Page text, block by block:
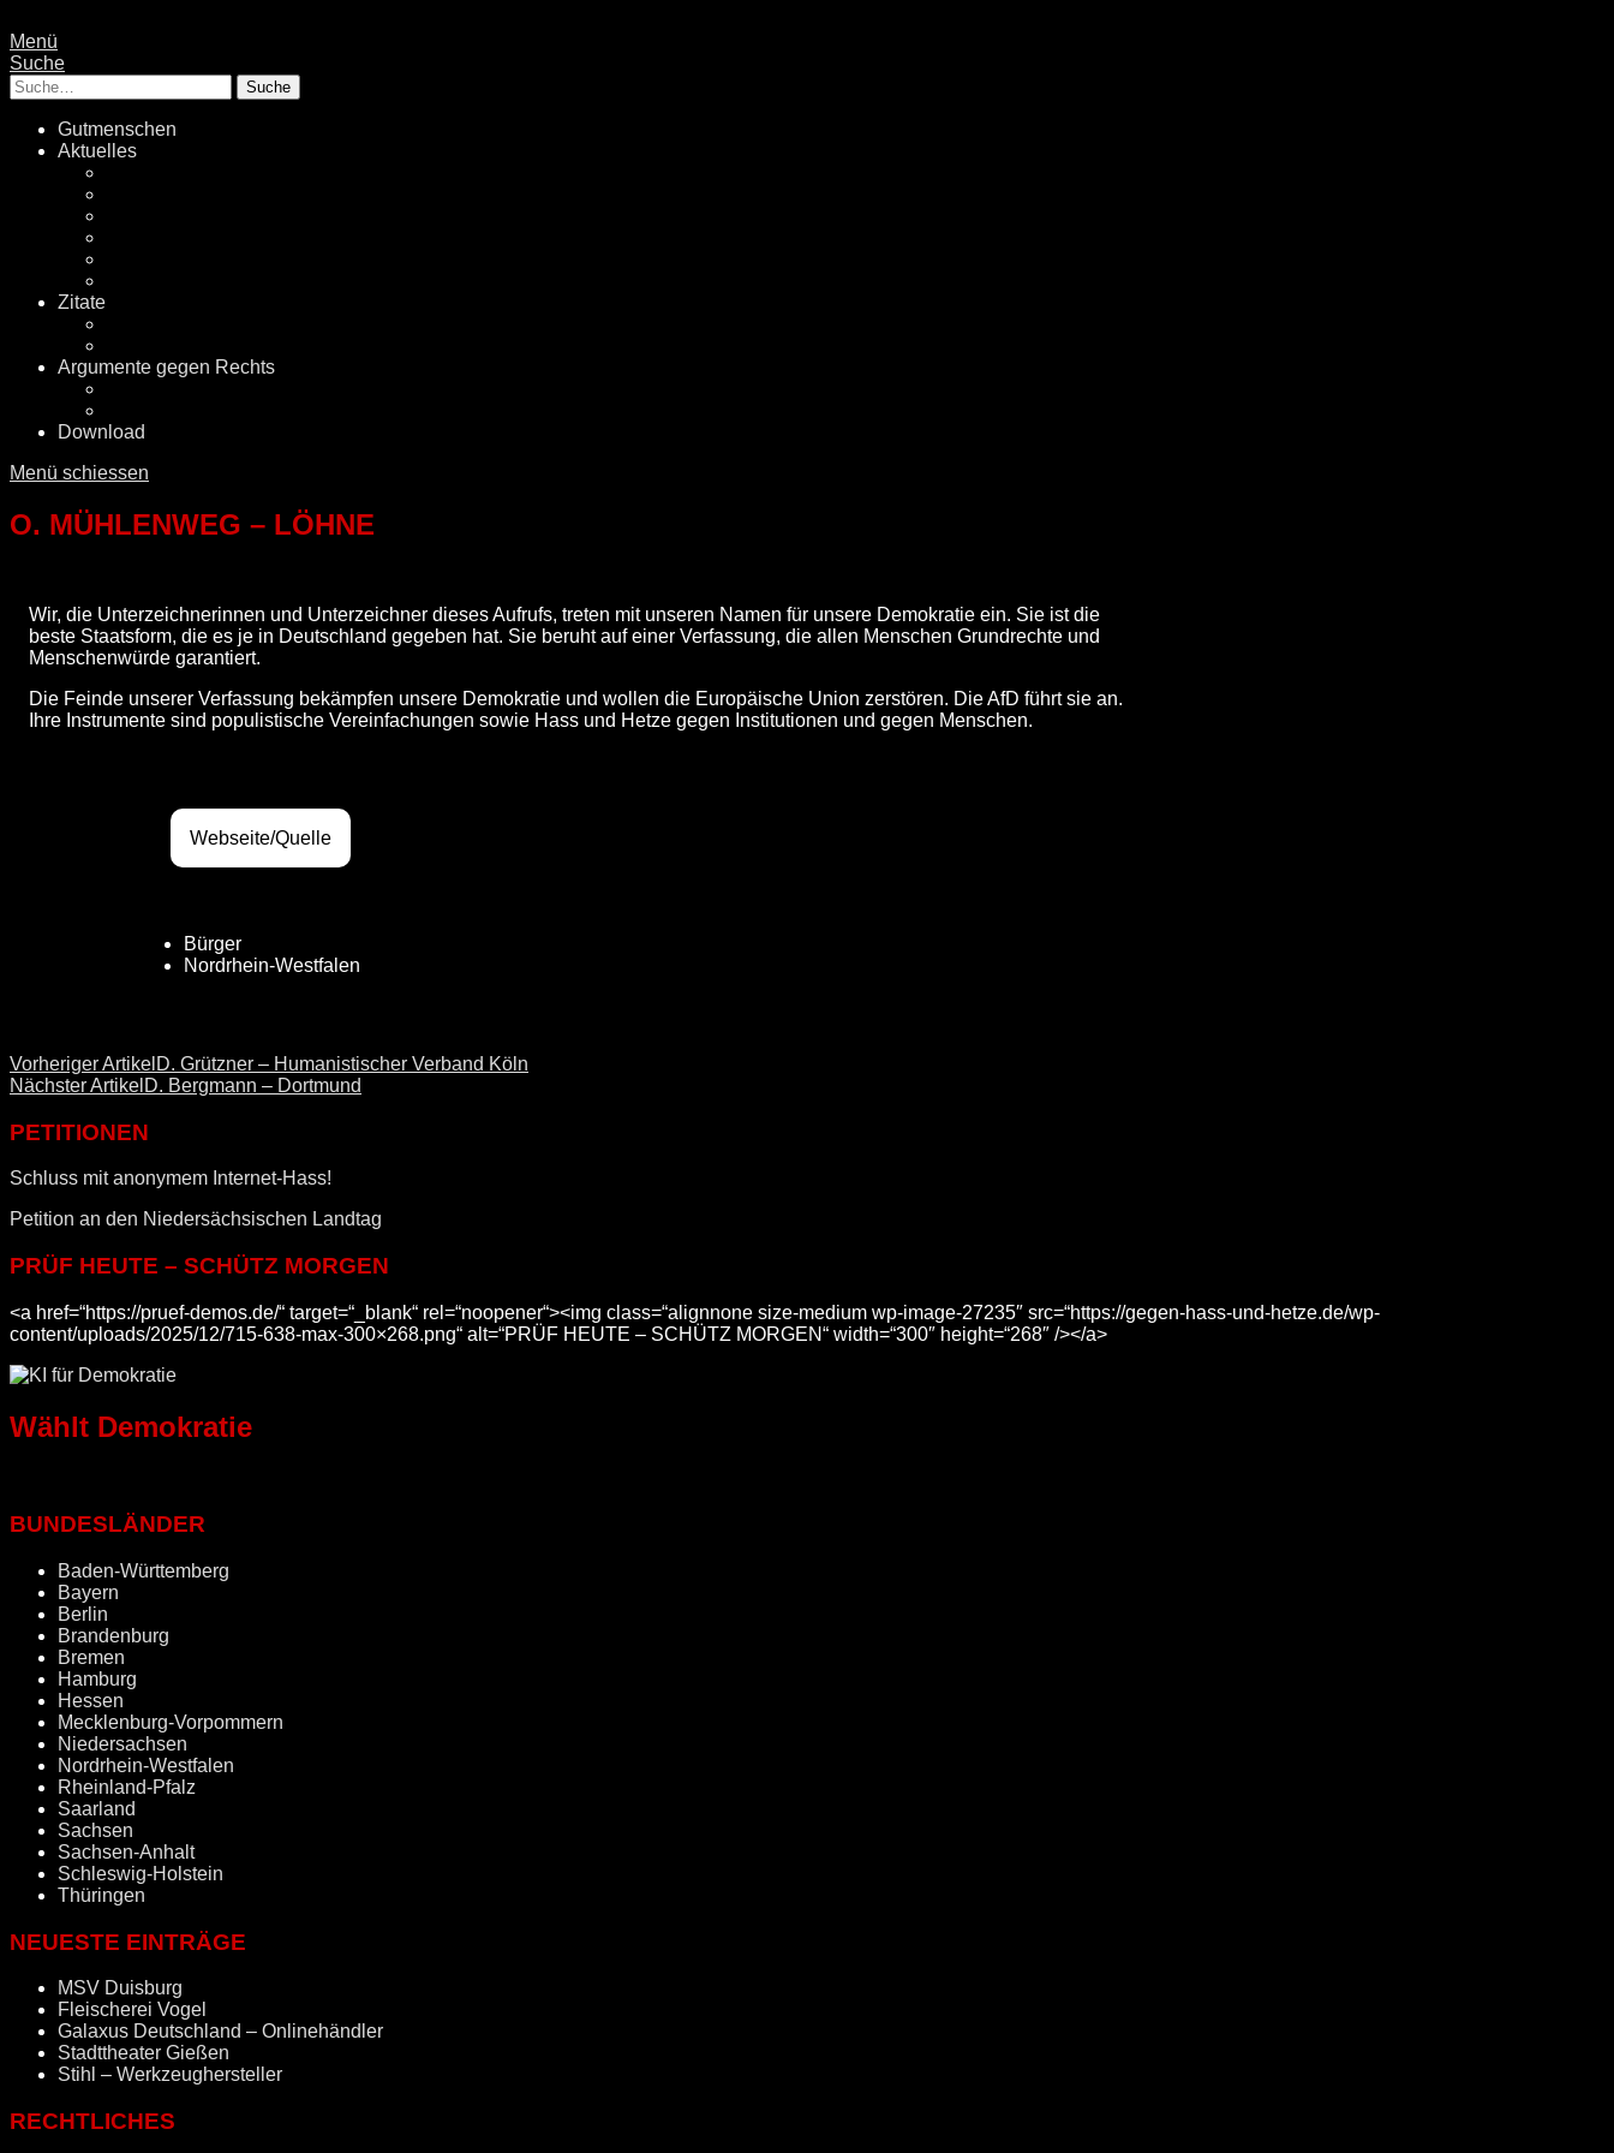
Menü
Suche
Suche
Gutmenschen
Aktuelles
Zitate
Argumente gegen Rechts
Download
Menü schiessen
O. MÜHLENWEG – LÖHNE
Wir, die Unterzeichnerinnen und Unterzeichner dieses Aufrufs, treten mit unseren Namen für unsere Demokratie ein. Sie ist die
beste Staatsform, die es je in Deutschland gegeben hat. Sie beruht auf einer Verfassung, die allen Menschen Grundrechte und
Menschenwürde garantiert.
Die Feinde unserer Verfassung bekämpfen unsere Demokratie und wollen die Europäische Union zerstören. Die AfD führt sie an.
Ihre Instrumente sind populistische Vereinfachungen sowie Hass und Hetze gegen Institutionen und gegen Menschen.
Webseite/Quelle
Bürger
Nordrhein-Westfalen
Vorheriger Artikel D. Grützner – Humanistischer Verband Köln
Nächster Artikel D. Bergmann – Dortmund
PETITIONEN
Schluss mit anonymem Internet-Hass!
Petition an den Niedersächsischen Landtag
PRÜF HEUTE – SCHÜTZ MORGEN
<a href=“https://pruef-demos.de/“ target=“_blank“ rel=“noopener“><img class=“alignnone size-medium wp-image-27235″ src=“https://gegen-hass-und-hetze.de/wp-
content/uploads/2025/12/715-638-max-300×268.png“ alt=“PRÜF HEUTE – SCHÜTZ MORGEN“ width=“300″ height=“268″ /></a>
Wählt Demokratie
BUNDESLÄNDER
Baden-Württemberg
Bayern
Berlin
Brandenburg
Bremen
Hamburg
Hessen
Mecklenburg-Vorpommern
Niedersachsen
Nordrhein-Westfalen
Rheinland-Pfalz
Saarland
Sachsen
Sachsen-Anhalt
Schleswig-Holstein
Thüringen
NEUESTE EINTRÄGE
MSV Duisburg
Fleischerei Vogel
Galaxus Deutschland – Onlinehändler
Stadttheater Gießen
Stihl – Werkzeughersteller
RECHTLICHES